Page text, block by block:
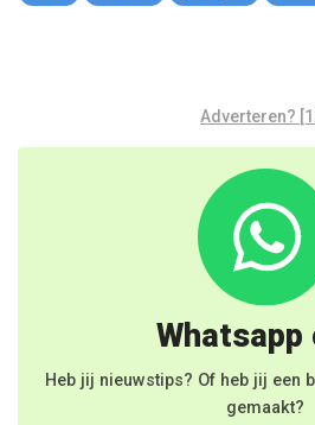
Adverteren?
Whatsapp
Heb jij nieuwstips? Of heb jij een
gemaakt?